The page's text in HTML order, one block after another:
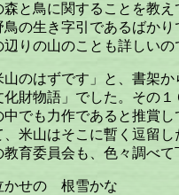
と鳥に関することを教
鳥の生き字引であるばか
りの山のことも詳しい
のはずです」と、書架
財物語」でした。その
でも力作であると推賞
、米山はそこに暫く逗留
教育委員会も、色々調べ
せの 根雪かな